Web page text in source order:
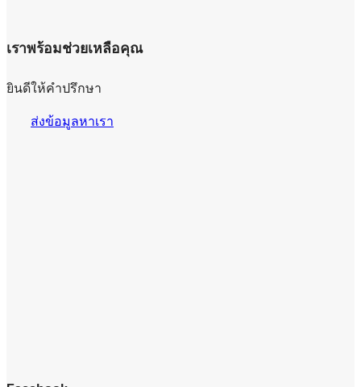
เราพร้อมช่วยเหลือคุณ
ยินดีให้คำปรึกษา
ส่งข้อมูลหาเรา